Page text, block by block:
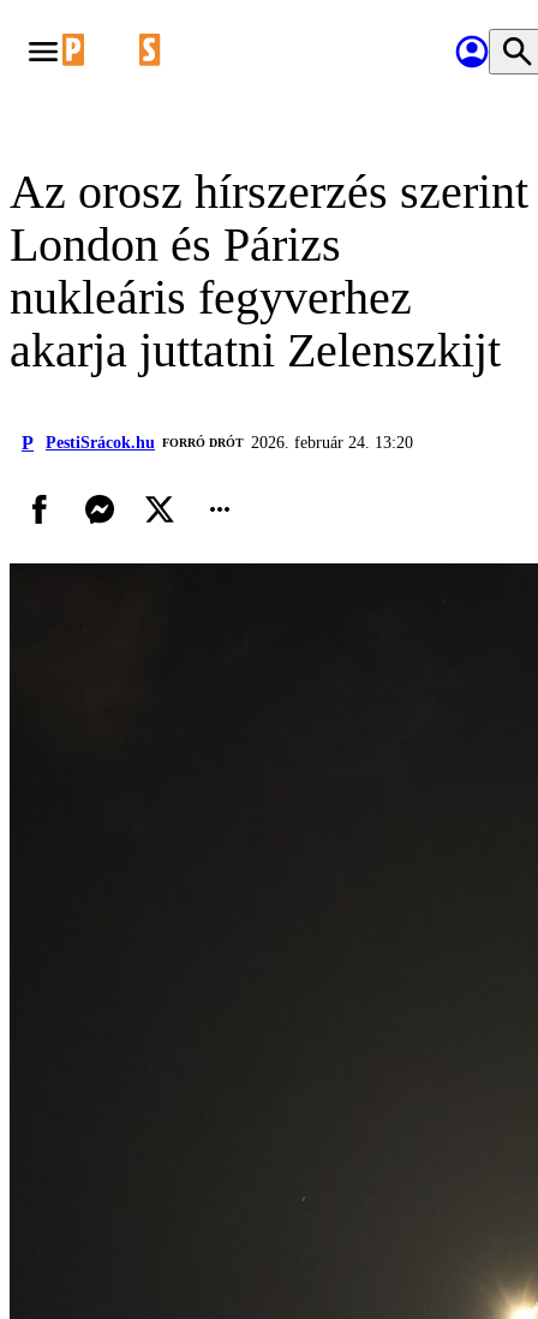
Az orosz hírszerzés szerint
London és Párizs
nukleáris fegyverhez
akarja juttatni Zelenszkijt
P PestiSrácok.hu FORRÓ DRÓT 2026. február 24. 13:20